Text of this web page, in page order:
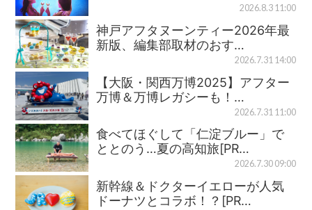
2026.8.3 11:00
神戸アフタヌーンティー2026年最
新版、編集部取材のおす…
2026.7.31 14:00
【大阪・関西万博2025】アフター
万博＆万博レガシーも！…
2026.7.31 11:00
食べてほぐして「仁淀ブルー」で
ととのう…夏の高知旅[PR…
2026.7.30 09:00
新幹線＆ドクターイエローが人気
ドーナツとコラボ！？[PR…